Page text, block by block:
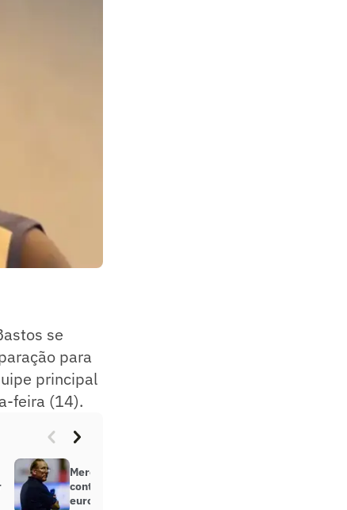
se
para
principal
feira (14).
Mercado da Bola: Botafogo acerta
contratação de atacante do futebol
europeu